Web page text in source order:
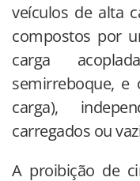
veículos de alta
compostos por
carga
semirreboque, e
carga),
carregados ou
A proibição de